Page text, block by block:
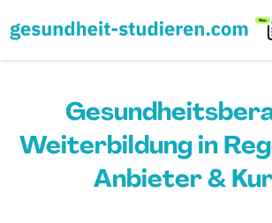
Weiterbildung in
Anbieter &